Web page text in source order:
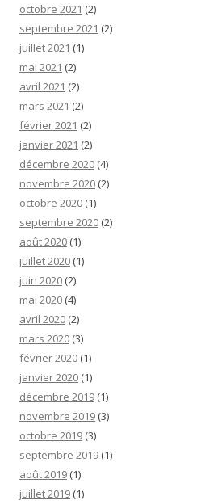
octobre 2021 (2)
septembre 2021 (2)
juillet 2021 (1)
mai 2021 (2)
avril 2021 (2)
mars 2021 (2)
février 2021 (2)
janvier 2021 (2)
décembre 2020 (4)
novembre 2020 (2)
octobre 2020 (1)
septembre 2020 (2)
août 2020 (1)
juillet 2020 (1)
juin 2020 (2)
mai 2020 (4)
avril 2020 (2)
mars 2020 (3)
février 2020 (1)
janvier 2020 (1)
décembre 2019 (1)
novembre 2019 (3)
octobre 2019 (3)
septembre 2019 (1)
août 2019 (1)
juillet 2019 (1)